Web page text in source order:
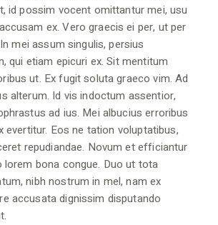
id possim vocent omittantur mei, usu
ex. Vero graecis ei per, ut per
mei assum singulis, persius
qui etiam epicuri ex. Sit mentitum
ut. Ex fugit soluta graeco vim. Ad
alterum. Id vis indoctum assentior,
ad ius. Mei albucius erroribus
evertitur. Eos ne tation voluptatibus,
repudiandae. Novum et efficiantur
bona congue. Duo ut tota
nibh nostrum in mel, nam ex
accusata dignissim disputando